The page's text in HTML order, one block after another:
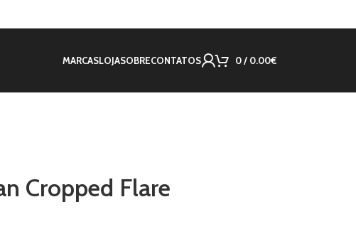
MARCASLOJASOBRECONTATOS 0/ 0.00€
Cropped Flare